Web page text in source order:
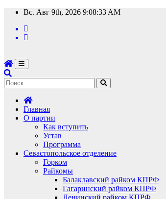
Перейти
содержимому
Вс. Авг 9th, 2026 9:08:34 AM
Главная
О партии
Как вступить
Устав
Программа
Севастопольское отделение
Горком
Райкомы
Балаклавский райком КПРФ
Гагаринский райком КПРФ
Ленинский райком КПРФ